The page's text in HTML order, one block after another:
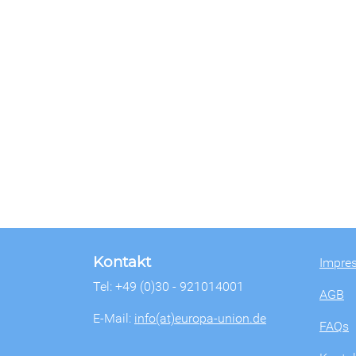
Kontakt
Tel: +49 (0)30 - 921014001
E-Mail: info(at)europa-union.de
AGB
FAQs